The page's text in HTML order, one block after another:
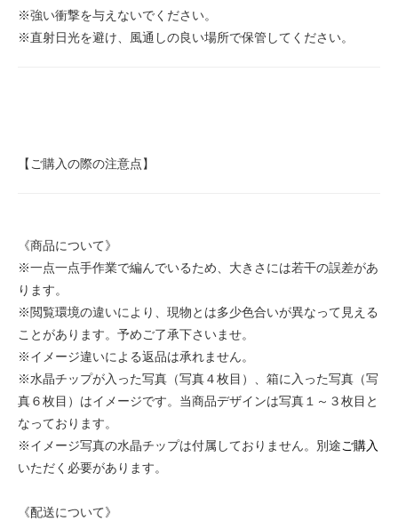
※強い衝撃を与えないでください。
※直射日光を避け、風通しの良い場所で保管してください。
【ご購入の際の注意点】
《商品について》
※一点一点手作業で編んでいるため、大きさには若干の誤差があ
ります。
※閲覧環境の違いにより、現物とは多少色合いが異なって見える
ことがあります。予めご了承下さいませ。
※イメージ違いによる返品は承れません。
※水晶チップが入った写真（写真４枚目）、箱に入った写真（写
真６枚目）はイメージです。当商品デザインは写真１～３枚目と
なっております。
※イメージ写真の水晶チップは付属しておりません。別途ご購入
いただく必要があります。
《配送について》